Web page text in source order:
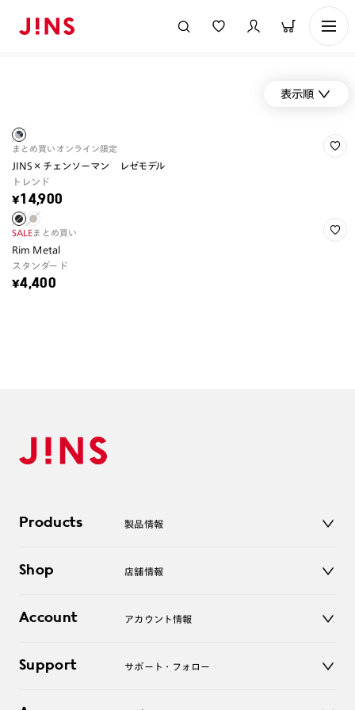
表示順
まとめ買い オンライン限定
JINS×チェンソーマン レゼモデル
トレンド
¥14,900
SALEまとめ買い
Rim Metal
スタンダード
¥4,400
Products 製品情報
サングラス
コンタクトレンズ
アクセサリー
Shop 店舗情報
オンラインショップ
Account アカウント情報
ログアウト
Support サポート・フォロー